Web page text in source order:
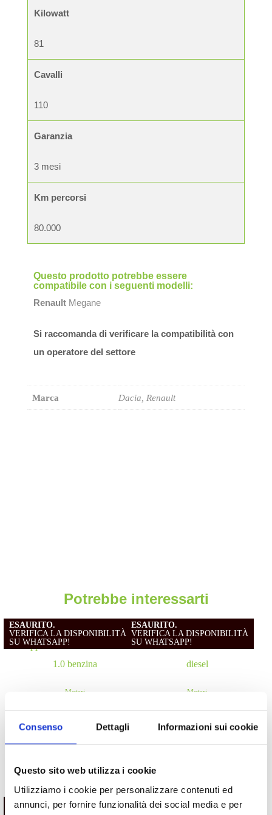
Consenso Dettagli Informazioni sui cookie
Questo sito web utilizza i cookie
Utilizziamo i cookie per personalizzare contenuti ed
annunci, per fornire funzionalità dei social media e per
Kilowatt
81
Cavalli
110
Garanzia
3 mesi
Km percorsi
80.000
Questo prodotto potrebbe essere
compatibile con i seguenti modelli:
Renault Megane
Si raccomanda di verificare la compatibilità con
un operatore del settore
Marca Dacia, Renault
Potrebbe interessarti
Motori
ESAURITO.
VERIFICA LA DISPONIBILITÀ
SU WHATSAPP!
dal 2005 1.0 benzina
Da 330.00€
Motori
ESAURITO.
VERIFICA LA DISPONIBILITÀ
SU WHATSAPP!
ESAURITO.
VERIFICA LA DISPONIBILITÀ
ESAURITO.
VERIFICA LA DISPONIBILITÀ